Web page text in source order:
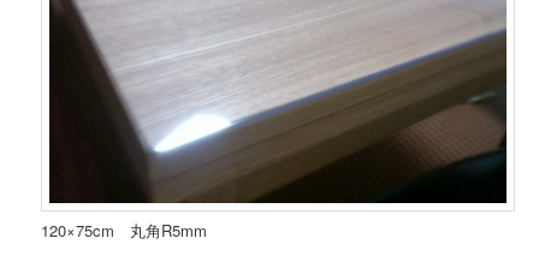
120×75cm 丸角R5mm